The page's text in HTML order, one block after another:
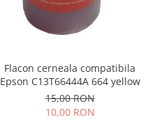
Flacon cerneala compatibila
Epson C13T66444A 664 yellow
15,00 RON
10,00 RON